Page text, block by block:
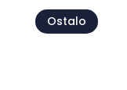
Ostalo